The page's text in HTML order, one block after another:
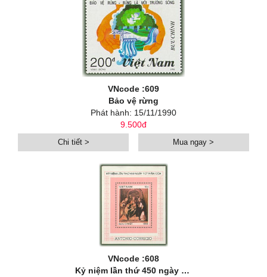
VNcode :609
Bảo vệ rừng
Phát hành: 15/11/1990
9.500đ
Chi tiết > Mua ngay >
VNcode :608
Kỷ niệm lần thứ 450 ngày từ trần của hoạ sĩ An-tô-niô Cô-rê-giô